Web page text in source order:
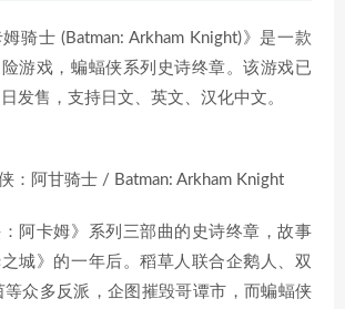
姆骑士 (Batman: Arkham Knight)》是一款
游戏，蝙蝠侠系列史诗终章。该游戏已
发售，支持日文、英文、汉化中文。
：阿甘骑士 / Batman: Arkham Knight
阿卡姆》系列三部曲的史诗终章，故事
城》的一年后。稻草人联合企鹅人、双
等众多反派，企图摧毁哥谭市，而蝙蝠侠